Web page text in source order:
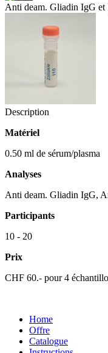
Anti deam. Gliadin IgG
Description
Matériel
0.50 ml de sérum/plasma
Analyses
Anti deam. Gliadin IgG,
Participants
10 - 20
Prix
CHF 60.- pour 4
Home
Offre
Catalogue